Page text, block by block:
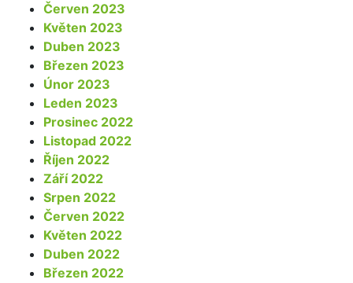
Červen 2023
Květen 2023
Duben 2023
Březen 2023
Únor 2023
Leden 2023
Prosinec 2022
Listopad 2022
Říjen 2022
Září 2022
Srpen 2022
Červen 2022
Květen 2022
Duben 2022
Březen 2022